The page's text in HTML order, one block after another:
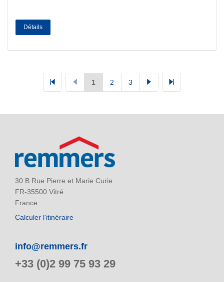
Détails
1 2 3
30 B Rue Pierre et Marie Curie
FR-35500 Vitré
France
Calculer l'itinéraire
info@remmers.fr
+33 (0)2 99 75 93 29